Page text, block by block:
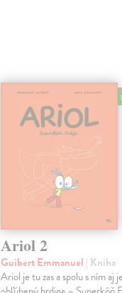
Ariol 2
Guibert Emmanuel | Kniha
Ariol je tu zas a spolu s ním aj